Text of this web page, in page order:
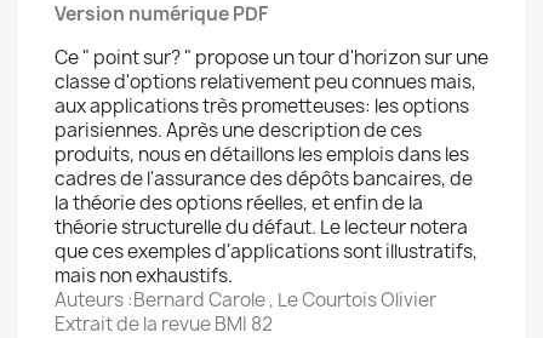
Version numérique PDF
Ce " point sur? " propose un tour d'horizon sur une
classe d'options relativement peu connues mais,
aux applications très prometteuses: les options
parisiennes. Après une description de ces
produits, nous en détaillons les emplois dans les
cadres de l'assurance des dépôts bancaires, de
la théorie des options réelles, et enfin de la
théorie structurelle du défaut. Le lecteur notera
que ces exemples d'applications sont illustratifs,
mais non exhaustifs.
Auteurs :Bernard Carole , Le Courtois Olivier
Extrait de la revue BMI 82